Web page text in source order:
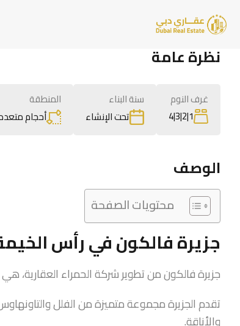
نظرة عامة
غرف النوم
1|2|3|4
سنة البناء
تحت الإنشاء
المنطقة
أحجام
الوصف
محتويات الصفحة
جزيرة فالكون في رأس
جزيرة فالكون من تطوير شركة الحمراء العقارية، هي
تقدم الجزيرة مجموعة متميزة من الفلل
والأناقة.